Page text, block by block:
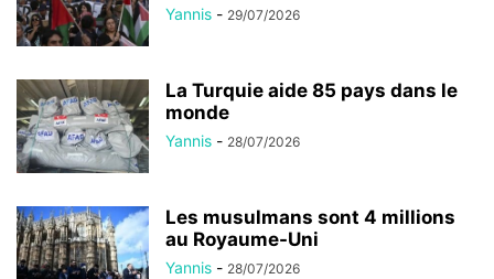
Yannis - 29/07/2026
La Turquie aide 85 pays dans le
monde
Yannis - 28/07/2026
Les musulmans sont 4 millions
au Royaume-Uni
Yannis - 28/07/2026